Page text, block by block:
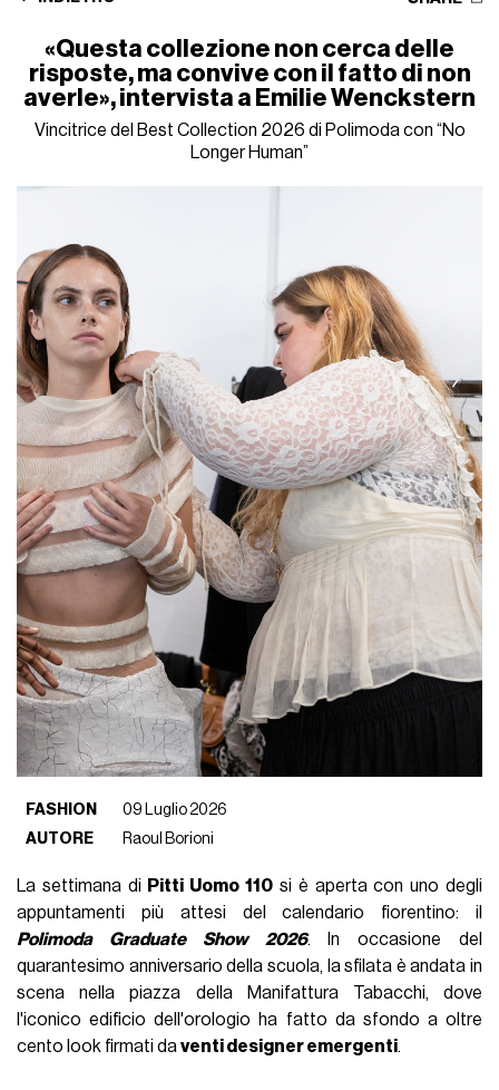
«Questa collezione non cerca delle
risposte, ma convive con il fatto di non
averle», intervista a Emilie Wenckstern
Vincitrice del Best Collection 2026 di Polimoda con “No
Longer Human”
FASHION
09 Luglio 2026
AUTORE
Raoul Borioni
La settimana di Pitti Uomo 110 si è aperta con uno degli
appuntamenti più attesi del calendario fiorentino: il
Polimoda Graduate Show 2026. In occasione del
quarantesimo anniversario della scuola, la sfilata è andata in
scena nella piazza della Manifattura Tabacchi, dove
l'iconico edificio dell'orologio ha fatto da sfondo a oltre
cento look firmati daventi designer emergenti.